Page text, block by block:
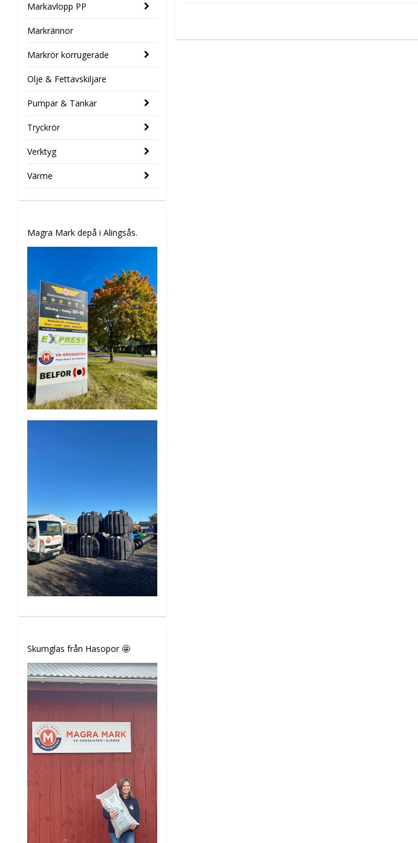
Markavlopp PP
Markrännor
Markrör korrugerade
Olje & Fettavskiljare
Pumpar & Tankar
Tryckrör
Verktyg
Värme
Magra Mark depå i Alingsås.
Skumglas från Hasopor 🤩